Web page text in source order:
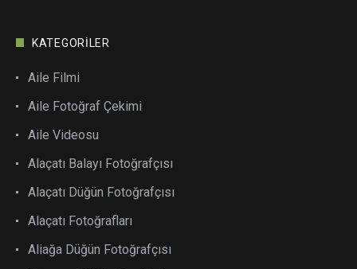
KATEGORILER
Aile Filmi
Aile Fotoğraf Çekimi
Aile Videosu
Alaçatı Balayı Fotoğrafçısı
Alaçatı Düğün Fotoğrafçısı
Alaçatı Fotoğrafları
Aliağa Düğün Fotoğrafçısı